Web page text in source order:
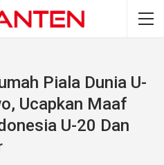
Piala Dunia U-
Ucapkan Maaf
U-20 Dan